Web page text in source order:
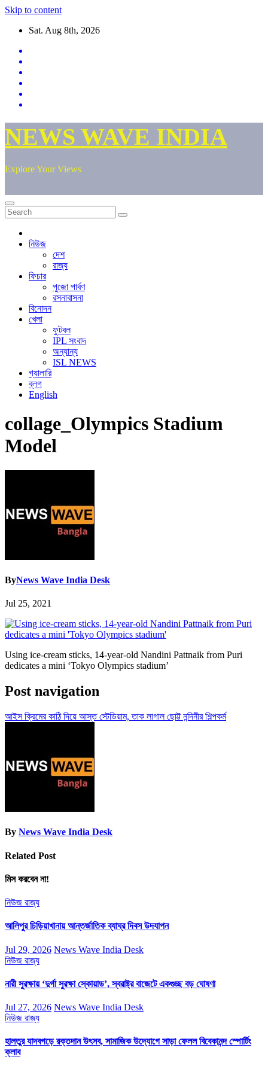
Skip to content
Sat. Aug 8th, 2026
NEWS WAVE INDIA
Explore Your Views
নিউজ
দেশ
রাজ্য
ফিচার
পুজো পার্বণ
রসনাবাসনা
বিনোদন
খেলা
ফুটবল
IPL সংবাদ
অন্যান্য
ISL NEWS
গ্যালারি
ব্লগ
English
collage_Olympics Stadium
Model
ByNews Wave India Desk
Jul 25, 2021
Using ice-cream sticks, 14-year-old Nandini Pattnaik from Puri
dedicates a mini ‘Tokyo Olympics stadium’
Post navigation
আইস ক্রিমের কাঠি দিয়ে আস্ত স্টেডিয়াম, তাক লাগাল ছোট্ট নন্দিনীর শিল্পকর্ম
By News Wave India Desk
Related Post
মিস করবেন না!
নিউজ রাজ্য
আলিপুর চিড়িয়াখানায় আন্তর্জাতিক ব্যাঘ্র দিবস উদযাপন
Jul 29, 2026 News Wave India Desk
নিউজ রাজ্য
নারী সুরক্ষায় ‘দুর্গা সুরক্ষা স্কোয়াড’, স্বরাষ্ট্র বাজেটে একগুচ্ছ বড় ঘোষণা
Jul 27, 2026 News Wave India Desk
নিউজ রাজ্য
হালতুর যাদবগড়ে রক্তদান উৎসব, সামাজিক উদ্যোগে সাড়া ফেলল বিবেকানন্দ স্পোর্টিং
ক্লাব